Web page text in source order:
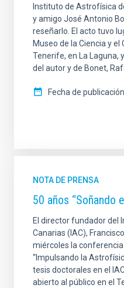
Instituto de Astrofísica
y amigo José Antonio
reseñarlo. El acto tuvo
Museo de la Ciencia y
Tenerife, en La Laguna,
del autor y de Bonet,
Fecha de publicación
NOTA DE PRENSA
50 años “Soñando
El director fundador del
Canarias (IAC),
miércoles la
“Impulsando la
tesis doctorales en el
abierto al público en el